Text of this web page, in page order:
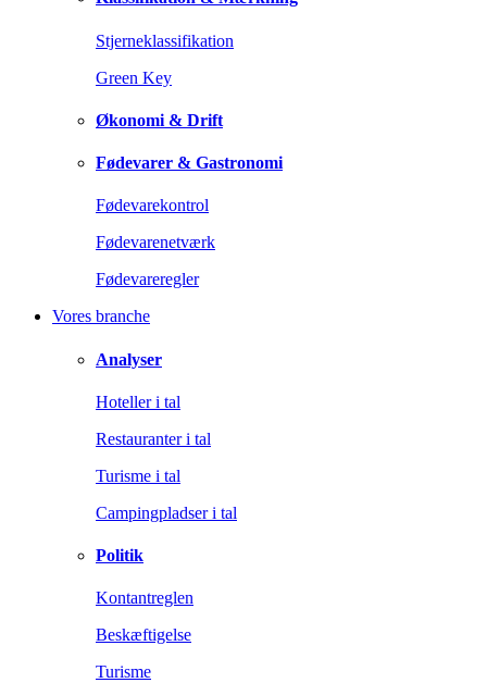
Stjerneklassifikation
Green Key
Økonomi & Drift
Fødevarer & Gastronomi
Fødevarekontrol
Fødevarenetværk
Fødevareregler
Vores branche
Analyser
Hoteller i tal
Restauranter i tal
Turisme i tal
Campingpladser i tal
Politik
Kontantreglen
Beskæftigelse
Turisme